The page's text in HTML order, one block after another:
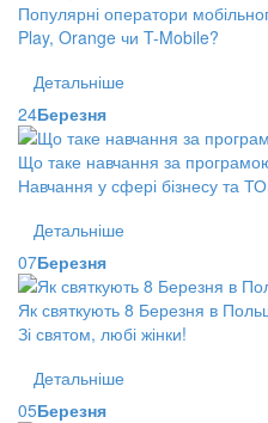
Популярні оператори
Play, Orange чи T-Mobile?
Детальніше
24Березня
Що таке навчання за
Навчання у сфері бізнесу та
Детальніше
07Березня
Як святкують 8 Березня в
Зі святом, любі жінки!
Детальніше
05Березня